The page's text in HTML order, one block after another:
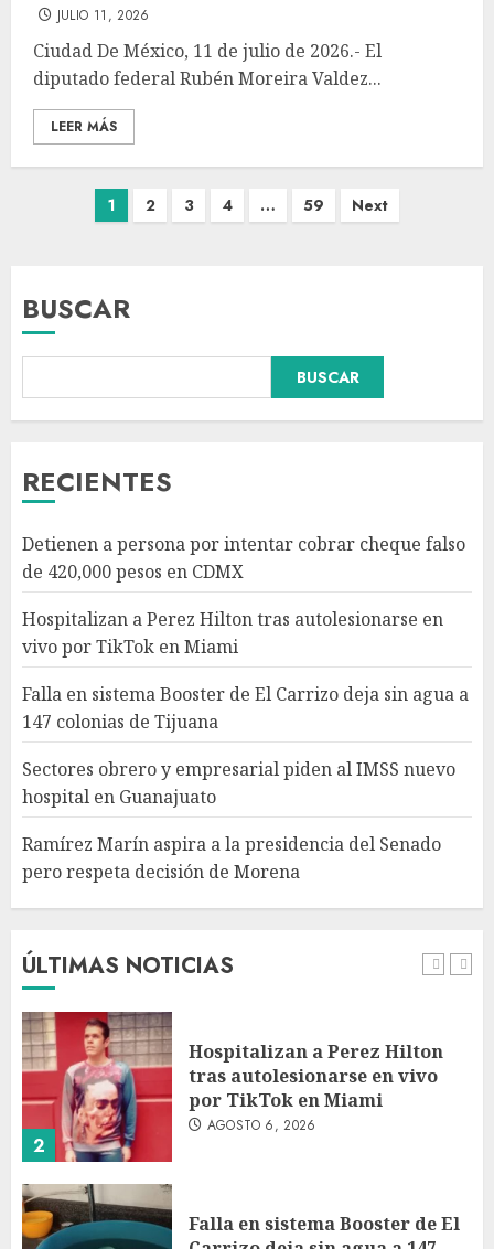
JULIO 11, 2026
Ciudad De México, 11 de julio de 2026.- El
diputado federal Rubén Moreira Valdez...
LEER MÁS
1 2 3 4 … 59 Next
BUSCAR
BUSCAR
RECIENTES
Detienen a persona por intentar cobrar cheque falso
de 420,000 pesos en CDMX
Hospitalizan a Perez Hilton tras autolesionarse en
vivo por TikTok en Miami
Falla en sistema Booster de El Carrizo deja sin agua a
147 colonias de Tijuana
Sectores obrero y empresarial piden al IMSS nuevo
hospital en Guanajuato
Ramírez Marín aspira a la presidencia del Senado
pero respeta decisión de Morena
ÚLTIMAS NOTICIAS
Falla en sistema Booster de El
Carrizo deja sin agua a 147
4
Sectores obrero y empresarial
piden al IMSS nuevo hospital
en Guanajuato
AGOSTO 6, 2026
5
Ramírez Marín aspira a la
presidencia del Senado pero
respeta decisión de Morena
AGOSTO 6, 2026
1
Detienen a persona por
intentar cobrar cheque falso
AGOSTO 6, 2026
2
Hospitalizan a Perez Hilton
tras autolesionarse en vivo
por TikTok en Miami
AGOSTO 6, 2026
Falla en sistema Booster de El